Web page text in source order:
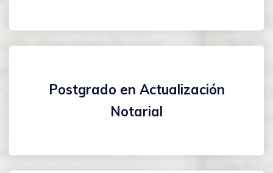
Postgrado en Actualización
Notarial